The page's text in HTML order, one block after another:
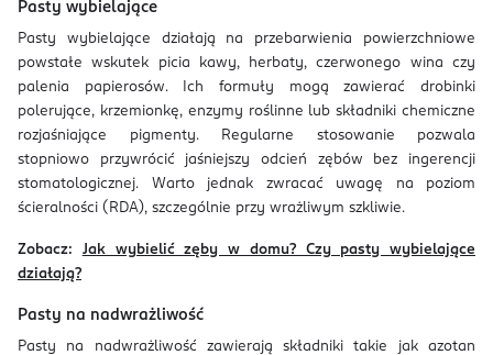
Pasty wybielające
Pasty wybielające działają na przebarwienia powierzchniowe
powstałe wskutek picia kawy, herbaty, czerwonego wina czy
palenia papierosów. Ich formuły mogą zawierać drobinki
polerujące, krzemionkę, enzymy roślinne lub składniki chemiczne
rozjaśniające pigmenty. Regularne stosowanie pozwala
stopniowo przywrócić jaśniejszy odcień zębów bez ingerencji
stomatologicznej. Warto jednak zwracać uwagę na poziom
ścieralności (RDA), szczególnie przy wrażliwym szkliwie.
Zobacz: Jak wybielić zęby w domu? Czy pasty wybielające
działają?
Pasty na nadwrażliwość
Pasty na nadwrażliwość zawierają składniki takie jak azotan